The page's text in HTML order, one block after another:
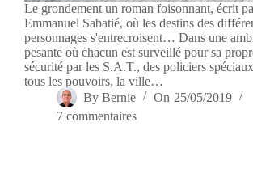
Le grondement un roman foisonnant, écrit
Emmanuel Sabatié, où les destins des
personnages s'entrecroisent… Dans une
pesante où chacun est surveillé pour sa
sécurité par les S.A.T., des policiers
tous les pouvoirs, la ville…
By Bernie On 25/05/2019
7 commentaires